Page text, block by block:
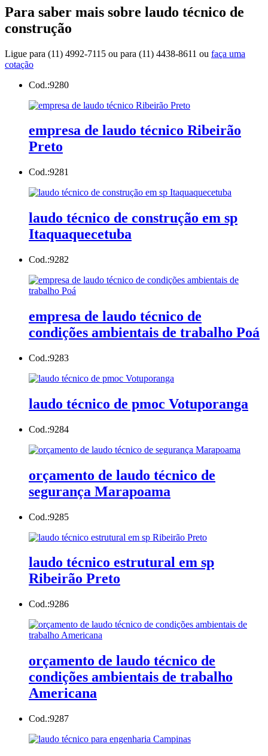
Para saber mais sobre laudo técnico de
construção
Ligue para (11) 4992-7115 ou para (11) 4438-8611 ou faça uma
cotação
Cod.:9280
empresa de laudo técnico Ribeirão
Preto
Cod.:9281
laudo técnico de construção em sp
Itaquaquecetuba
Cod.:9282
empresa de laudo técnico de
condições ambientais de trabalho Poá
Cod.:9283
laudo técnico de pmoc Votuporanga
Cod.:9284
orçamento de laudo técnico de
segurança Marapoama
Cod.:9285
laudo técnico estrutural em sp
Ribeirão Preto
Cod.:9286
orçamento de laudo técnico de
condições ambientais de trabalho
Americana
Cod.:9287